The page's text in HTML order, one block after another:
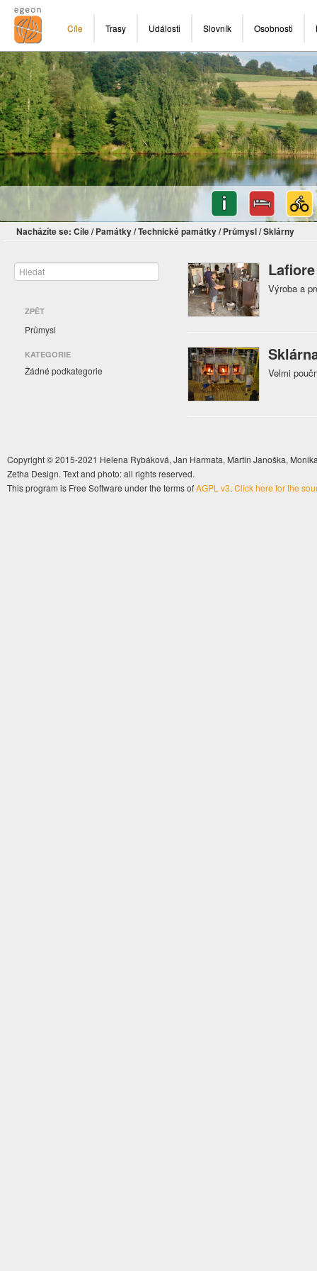
Cíle Trasy Události Slovník Osobnosti
Nacházíte se: Cíle/ Památky/Technické památky/ Průmysl/Sklárny
ZPĚT
Průmysl
KATEGORIE
Žádné podkategorie
Lafiore
Výroba a
Velmi
Copyright © 2015-2021 Helena Rybáková, Jan Harmata, Martin Janoška,
Zetha Design. Text and photo: all rights reserved.
This program is Free Software under the terms ofAGPL v3. Click here for the